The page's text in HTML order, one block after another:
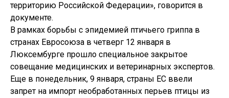
территорию Российской Федерации», говорится в
документе.
В рамках борьбы с эпидемией птичьего гриппа в
странах Евросоюза в четверг 12 января в
Люксембурге прошло специальное закрытое
совещание медицинских и ветеринарных экспертов.
Еще в понедельник, 9 января, страны ЕС ввели
запрет на импорт необработанных перьев птицы из